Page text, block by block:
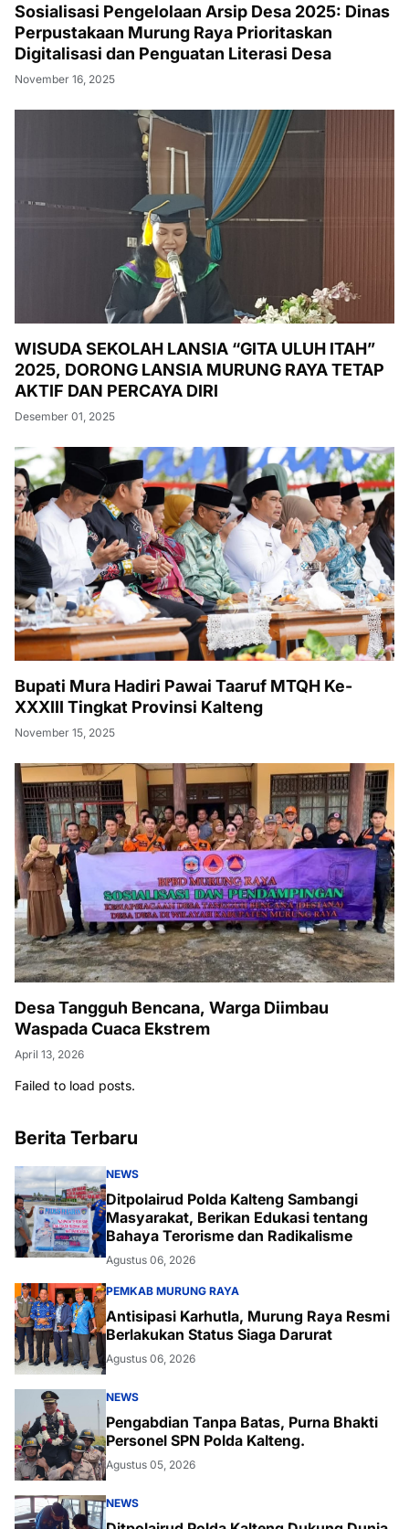
Sosialisasi Pengelolaan Arsip Desa 2025: Dinas
Perpustakaan Murung Raya Prioritaskan
Digitalisasi dan Penguatan Literasi Desa
November 16, 2025
WISUDA SEKOLAH LANSIA “GITA ULUH ITAH”
2025, DORONG LANSIA MURUNG RAYA TETAP
AKTIF DAN PERCAYA DIRI
Desember 01, 2025
Bupati Mura Hadiri Pawai Taaruf MTQH Ke-
XXXIII Tingkat Provinsi Kalteng
November 15, 2025
Desa Tangguh Bencana, Warga Diimbau
Waspada Cuaca Ekstrem
April 13, 2026
Failed to load posts.
Berita Terbaru
NEWS
Ditpolairud Polda Kalteng Sambangi
Masyarakat, Berikan Edukasi tentang
Bahaya Terorisme dan Radikalisme
Agustus 06, 2026
PEMKAB MURUNG RAYA
Antisipasi Karhutla, Murung Raya Resmi
Berlakukan Status Siaga Darurat
Agustus 06, 2026
NEWS
Pengabdian Tanpa Batas, Purna Bhakti
Personel SPN Polda Kalteng.
Agustus 05, 2026
NEWS